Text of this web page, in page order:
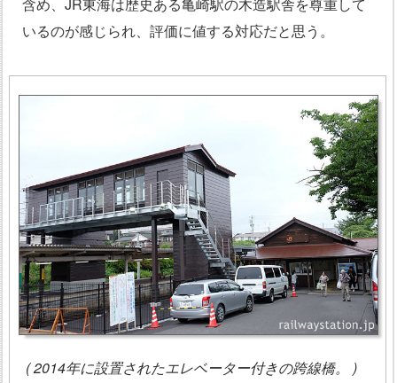
含め、JR東海は歴史ある亀崎駅の木造駅舎を尊重して
いるのが感じられ、評価に値する対応だと思う。
( 2014年に設置されたエレベーター付きの跨線橋。 )